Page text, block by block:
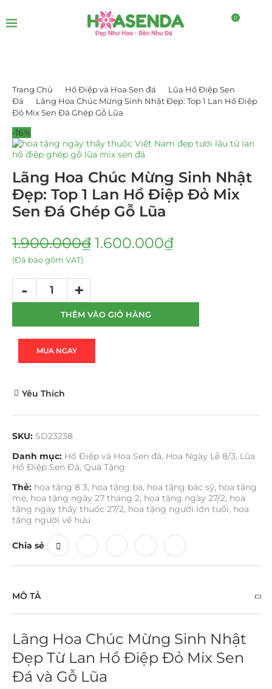
0
Trang Chủ Hồ Điệp và Hoa Sen đá
Lũa Hồ Điệp Sen
Đá
Lãng Hoa Chúc Mừng Sinh Nhật Đẹp: Top 1 Lan Hồ Điệp
Đỏ Mix Sen Đá Ghép Gỗ Lũa
-16%
Lãng Hoa Chúc Mừng Sinh Nhật
Đẹp: Top 1 Lan Hồ Điệp Đỏ Mix
Sen Đá Ghép Gỗ Lũa
1.900.000₫ 1.600.000₫
(Đã bao gồm VAT)
THÊM VÀO GIỎ HÀNG
MUA NGAY
Yêu Thích
SKU: SD23238
Danh mục: Hồ Điệp và Hoa Sen đá, Hoa Ngày Lễ 8/3, Lũa
Hồ Điệp Sen Đá, Quà Tặng
Thẻ: hoa tặng 8 3, hoa tặng bà, hoa tặng bác sỹ, hoa tặng
mẹ, hoa tặng ngày 27 tháng 2, hoa tặng ngày 27/2, hoa
tặng ngày thầy thuốc 27/2, hoa tặng người lớn tuổi, hoa
tặng người về hưu
Chia sẻ
MÔ TẢ
Lãng Hoa Chúc Mừng Sinh Nhật
Đẹp Từ Lan Hồ Điệp Đỏ Mix Sen
Đá và Gỗ Lũa